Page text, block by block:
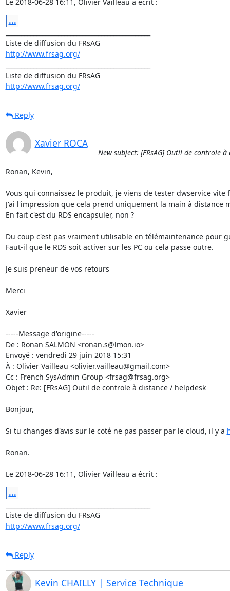
...
Liste de diffusion du FRsAG
http://www.frsag.org/
Liste de diffusion du FRsAG
http://www.frsag.org/
Reply
Xavier ROCA
New subject: [FRsAG] Outil de controle
Ronan, Kevin,
Vous qui connaissez le produit, je viens de tester dwservice vite
J'ai l'impression que cela prend uniquement la main à distance
En fait c'est du RDS encapsuler, non ?
Du coup c'est pas vraiment utilisable en télémaintenance pour
Faut-il que le RDS soit activer sur les PC ou cela passe outre.
Je suis preneur de vos retours
Merci
Xavier
-----Message d'origine-----
De : Ronan SALMON <ronan.s@lmon.io>
Envoyé : vendredi 29 juin 2018 15:31
À : Olivier Vailleau <olivier.vailleau@gmail.com>
Cc : French SysAdmin Group <frsag@frsag.org>
Objet : Re: [FRsAG] Outil de controle à distance / helpdesk
Bonjour,
Si tu changes d'avis sur le coté ne pas passer par le cloud, il y a
Ronan.
Le 2018-06-28 16:11, Olivier Vailleau a écrit :
...
Liste de diffusion du FRsAG
http://www.frsag.org/
Reply
Kevin CHAILLY | Service Technique